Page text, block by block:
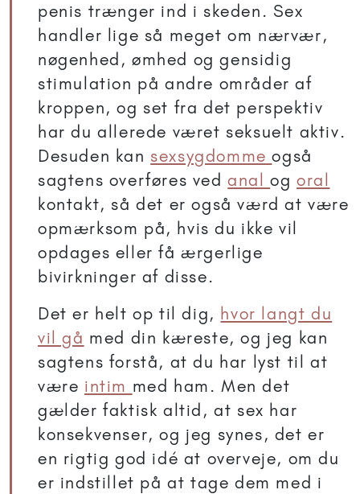
penis trænger ind i skeden. Sex
handler lige så meget om nærvær,
nøgenhed, ømhed og gensidig
stimulation på andre områder af
kroppen, og set fra det perspektiv
har du allerede været seksuelt aktiv.
Desuden kan sexsygdommeogså
sagtens overføres vedanalogoral
kontakt, så det er også værd at være
opmærksom på, hvis du ikke vil
opdages eller få ærgerlige
bivirkninger af disse.
Det er helt op til dig, hvor langt du
vil gå med din kæreste, og jeg kan
sagtens forstå, at du har lyst til at
være intim med ham. Men det
gælder faktisk altid, at sex har
konsekvenser, og jeg synes, det er
en rigtig god idé at overveje, om du
er indstillet på at tage dem med i